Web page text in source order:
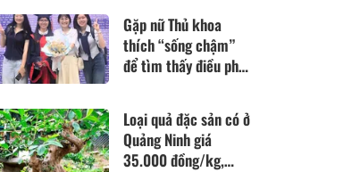
được món cực ngon
mát ngày hè
Gặp nữ Thủ khoa
thích “sống chậm”
để tìm thấy điều phù
hoàn thiện theo cách
của riêng mình
Loại quả đặc sản có ở
Quảng Ninh giá
35.000 đồng/kg,